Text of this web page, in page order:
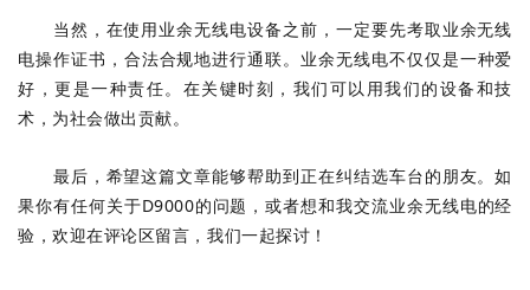
当然，在使用业余无线电设备之前，一定要先考取业余无线
电操作证书，合法合规地进行通联。业余无线电不仅仅是一种爱
好，更是一种责任。在关键时刻，我们可以用我们的设备和技
术，为社会做出贡献。
最后，希望这篇文章能够帮助到正在纠结选车台的朋友。如
果你有任何关于D9000的问题，或者想和我交流业余无线电的经
验，欢迎在评论区留言，我们一起探讨！